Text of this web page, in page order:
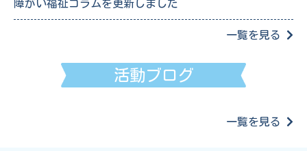
障がい福祉コラムを更新しました
一覧を見る
活動ブログ
一覧を見る